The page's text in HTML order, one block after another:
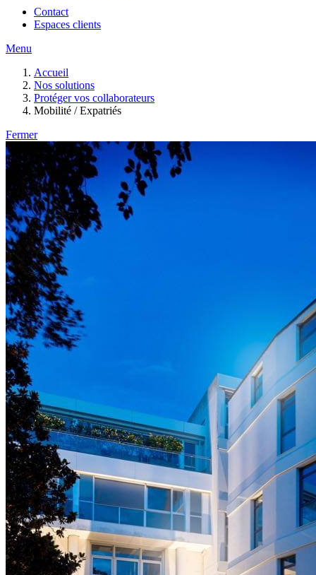
Contact
Espaces clients
Menu
Accueil
Nos solutions
Protéger vos collaborateurs
Mobilité / Expatriés
Fermer